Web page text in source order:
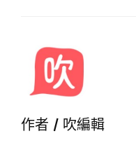
作者 / 吹編輯